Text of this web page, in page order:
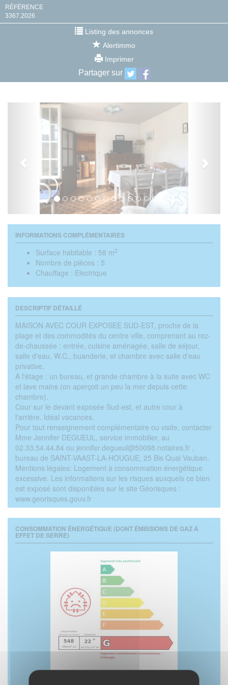
RÉFÉRENCE
3367.2026
Listing des annonces
Alertimmo
Imprimer
Partager sur
Previous
INFORMATIONS COMPLÉMENTAIRES
Surface habitable : 58 m2
Nombre de pièces : 5
Chauffage : Electrique
DESCRIPTIF DÉTAILLÉ
MAISON AVEC COUR EXPOSEE SUD-EST, proche de la
plage et des commodités du centre ville, comprenant au rez-
de-chaussée : entrée, cuisine aménagée, salle de séjour,
salle d'eau, W.C., buanderie, et chambre avec salle d'eau
privative.
A l'étage : un bureau, et grande chambre à la suite avec WC
et lave mains (on aperçoit un peu la mer depuis cette
chambre).
Cour sur le devant exposée Sud-est, et autre cour à
l'arrière. Idéal vacances.
Pour tout renseignement complémentaire ou visite, contacter
Mme Jennifer DEGUEUL, service immobilier, au
02.33.54.44.84 ou jennifer.degueul@50098.notaires.fr ,
bureau de SAINT-VAAST-LA-HOUGUE, 25 Bis Quai Vauban.
Mentions légales: Logement à consommation énergétique
excessive. Les informations sur les risques auxquels ce bien
est exposé sont disponibles sur le site Géorisques :
www.georisques.gouv.fr
CONSOMMATION ÉNERGÉTIQUE (DONT ÉMISSIONS DE GAZ À
EFFET DE SERRE)